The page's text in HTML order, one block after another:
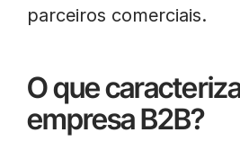
parceiros comerciais.
O que
empresa B2B?